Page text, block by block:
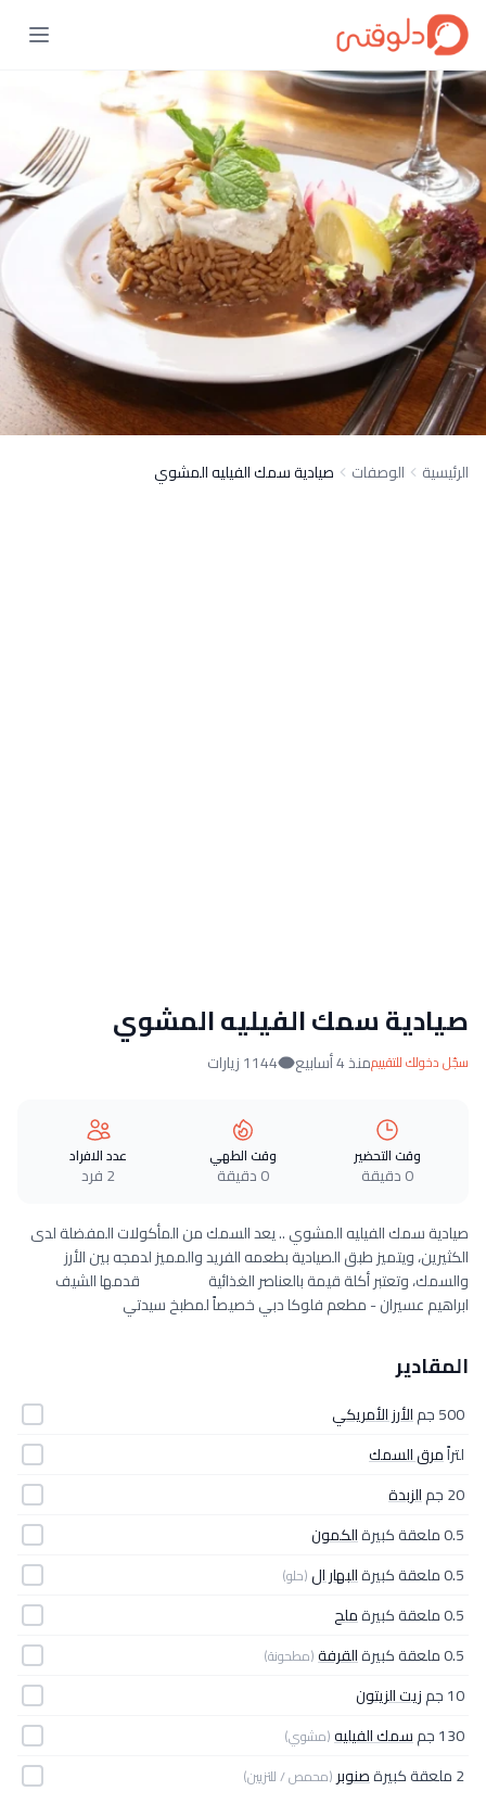
الرئيسية الوصفات صيادية سمك الفيليه المشوي
صيادية سمك الفيليه المشوي
سجّل دخولك للتقييممنذ 4 أسابيع 1144 زيارات
وقت التحضير
0 دقيقة
وقت الطهي
0 دقيقة
عدد الافراد
2 فرد
صيادية سمك الفيليه المشوي .. يعد السمك من المأكولات المفضلة لدى
الكثيرين، ويتميز طبق الصيادية بطعمه الفريد والمميز لدمجه بين الأرز
والسمك، وتعتبر أكلة قيمة بالعناصر الغذائية قدمها الشيف
ابراهيم عسيران - مطعم فلوكا دبي خصيصاً لمطبخ سيدتي
المقادير
500 جم
الأرز الأمريكي
لتراًمرق السمك
20 جم
الزبدة
0.5 ملعقة كبيرة
الكمون
0.5 ملعقة كبيرة
البهار ال(حلو)
0.5 ملعقة كبيرة
ملح
0.5 ملعقة كبيرة
القرفة(مطحونة)
10 جم
زيت الزيتون
130 جم
سمك الفيليه(مشوي)
2 ملعقة كبيرة صنوبر (محمص / للتزيين)